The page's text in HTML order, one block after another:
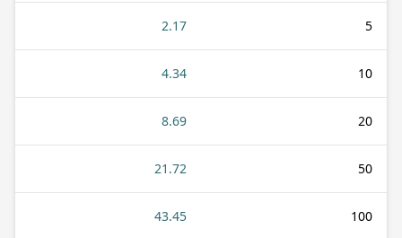
5
2.17
10
4.34
20
8.69
50
21.72
100
43.45